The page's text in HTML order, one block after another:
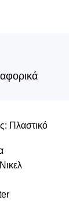
Πλαστικό